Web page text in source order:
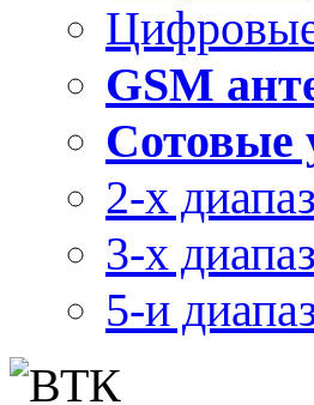
GSM
Сотовые
2-х
3-х
5-и